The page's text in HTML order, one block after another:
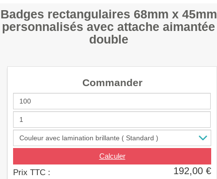
a
n
a
o
Badges rectangulaires 68mm x 45mm
personnalisés avec attache aimantée
double
Commander
Calculer
Prix TTC : 192,00 €